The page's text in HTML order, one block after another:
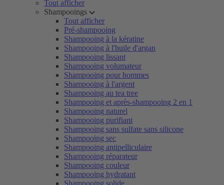
Tout afficher
Shampooings
Tout afficher
Pré-shampooing
Shampooing à la kératine
Shampooing à l'huile d'argan
Shampooing lissant
Shampooing volumateur
Shampooing pour hommes
Shampooing à l'argent
Shampooing au tea tree
Shampooing et après-shampooing 2 en 1
Shampooing naturel
Shampooing purifiant
Shampooing sans sulfate sans silicone
Shampooing sec
Shampooing antipelliculaire
Shampooing réparateur
Shampooing couleur
Shampooing hydratant
Shampooing solide